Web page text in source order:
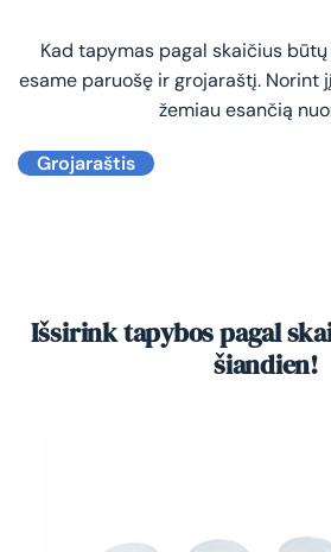
Kad tapymas pagal skaičius
esame paruošę ir grojaraštį. Norint
žemiau esančią
Grojaraštis
Išsirink tapybos pagal
šiandien!